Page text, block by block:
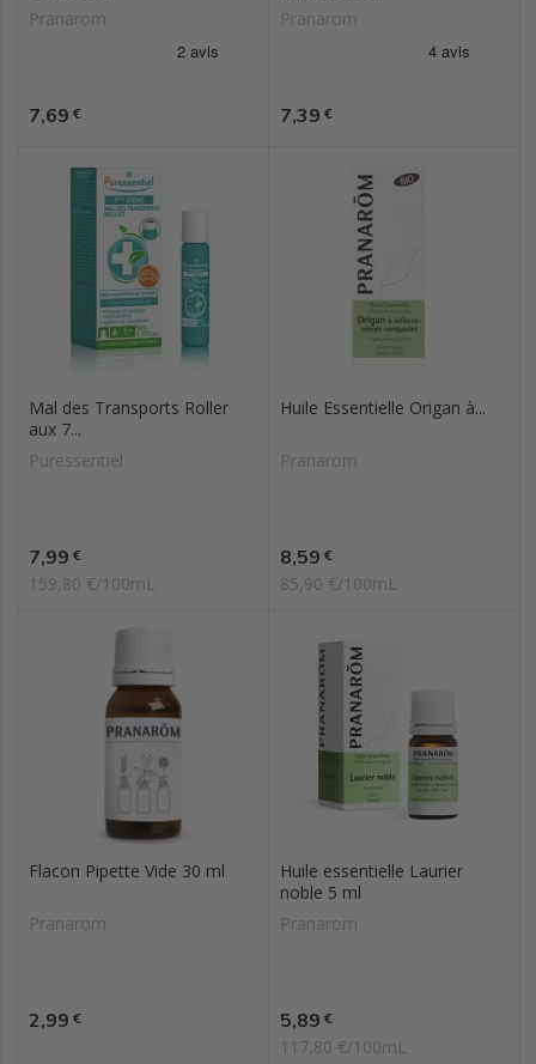
Pranarom
Prix
7,69 €
Pranarom
Prix
7,39 €
Mal des Transports Roller
aux 7...
Puressentiel
Prix
7,99 €
159,80 €/100mL
Huile Essentielle Origan à...
Pranarom
Prix
8,59 €
85,90 €/100mL
Flacon Pipette Vide 30 ml
Pranarom
Prix
2,99 €
Huile essentielle Laurier
noble 5 ml
Pranarom
Prix
5,89 €
117,80 €/100mL